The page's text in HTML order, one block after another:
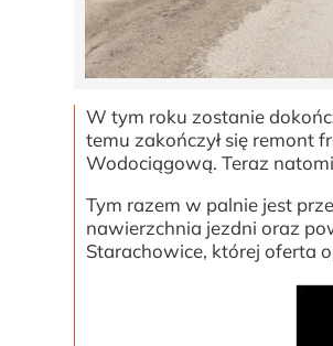
W tym roku zostanie
temu zakończył się remont
Wodociągową. Teraz
Tym razem w palnie jest
nawierzchnia jezdni oraz
Starachowice, której oferta